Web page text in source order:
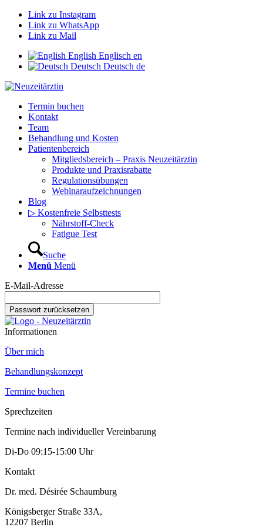
Link zu Instagram
Link zu WhatsApp
Link zu Mail
English Englisch en
Deutsch Deutsch de
Termin buchen
Kontakt
Team
Behandlung und Kosten
Patientenbereich
Mitgliedsbereich – Praxis Neuzeitärztin
Produkte und Praxisrabatte
Regulationsübungen
Webinaraufzeichnungen
Blog
▷ Kostenfreie Selbsttests
Nährstoff-Check
Fatigue Test
Suche
Menü Menü
E-Mail-Adresse
Informationen
Über mich
Behandlungskonzept
Termine buchen
Sprechzeiten
Termine nach individueller Vereinbarung
Di-Do 09:15-15:00 Uhr
Kontakt
Dr. med. Désirée Schaumburg
Königsberger Straße 33A,
12207 Berlin